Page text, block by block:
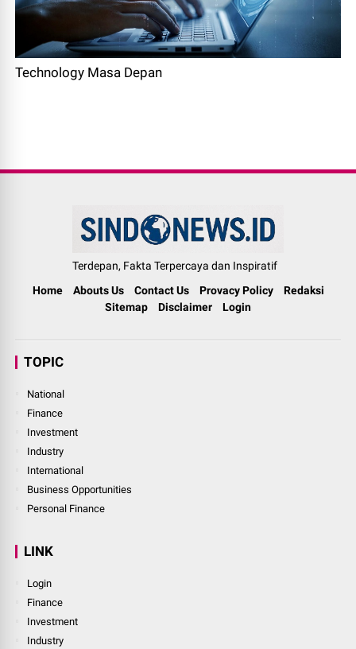
Technology Masa Depan
Terdepan, Fakta Terpercaya dan Inspiratif
Home
Abouts Us Contact Us Provacy Policy
Redaksi
Sitemap
Disclaimer Login
TOPIC
National
Finance
Investment
Industry
International
Business Opportunities
Personal Finance
LINK
Login
Finance
Investment
Industry